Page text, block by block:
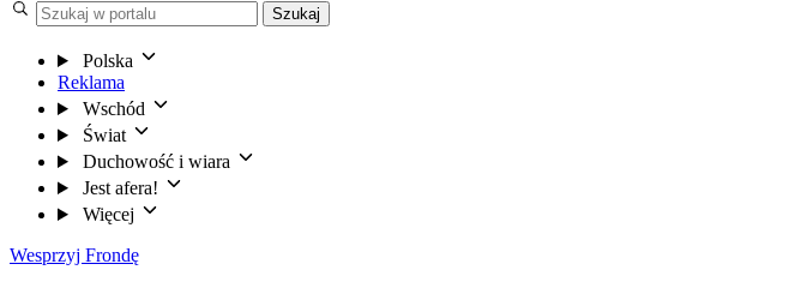
Szukaj
Polska
Reklama
Wschód
Świat
Duchowość i wiara
Jest afera!
Więcej
Wesprzyj Frondę